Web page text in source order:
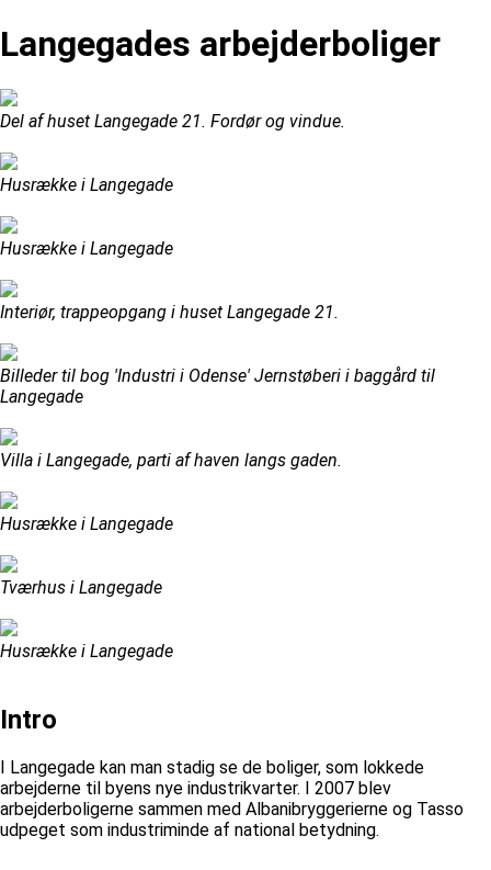
Langegades arbejderboliger
Del af huset Langegade 21. Fordør og vindue.
Husrække i Langegade
Husrække i Langegade
Interiør, trappeopgang i huset Langegade 21.
Billeder til bog 'Industri i Odense' Jernstøberi i baggård til
Langegade
Villa i Langegade, parti af haven langs gaden.
Husrække i Langegade
Tværhus i Langegade
Husrække i Langegade
Intro
I Langegade kan man stadig se de boliger, som lokkede
arbejderne til byens nye industrikvarter. I 2007 blev
arbejderboligerne sammen med Albanibryggerierne og Tasso
udpeget som industriminde af national betydning.